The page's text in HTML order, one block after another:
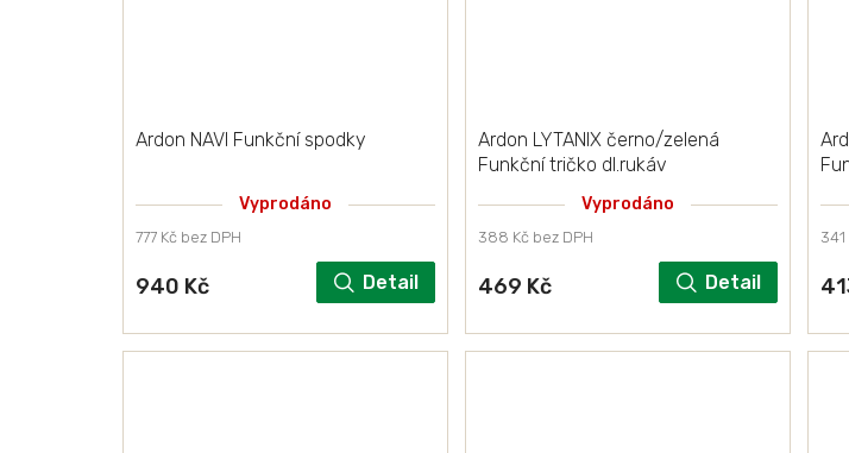
Ardon NAVI Funkční spodky
Vyprodáno
777 Kč bez DPH
940 Kč Detail
Ardon LYTANIX černo/zelená
Funkční tričko dl.rukáv
Vyprodáno
388 Kč bez DPH
469 Kč Detail
341